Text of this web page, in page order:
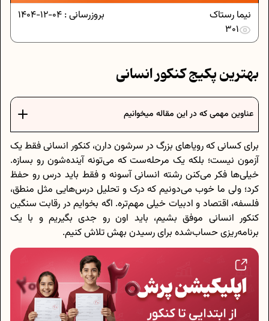
بروزرسانی : 04-12-1404
نیما رستاک
301
بهترین پکیج کنکور انسانی
عناوین مهمی که در این مقاله میخوانیم
برای کسانی که رویاهای بزرگ در سرشون دارن، کنکور انسانی فقط یک
آزمون نیست؛ بلکه یک مرحله‌ست که می‌تونه آینده‌شون رو بسازه.
خیلی‌ها فکر می‌کنن رشته انسانی آسونه و فقط باید درس رو حفظ
کرد؛ ولی ما خوب می‌دونیم که درک و تحلیل درس‌هایی مثل منطق،
فلسفه، اقتصاد و ادبیات خیلی مهم‌تره. اگه بخوایم در رقابت سنگین
کنکور انسانی موفق بشیم، باید اون رو جدی بگیریم و با یک
برنامه‌ریزی حساب‌شده برای رسیدن بهش تلاش کنیم.